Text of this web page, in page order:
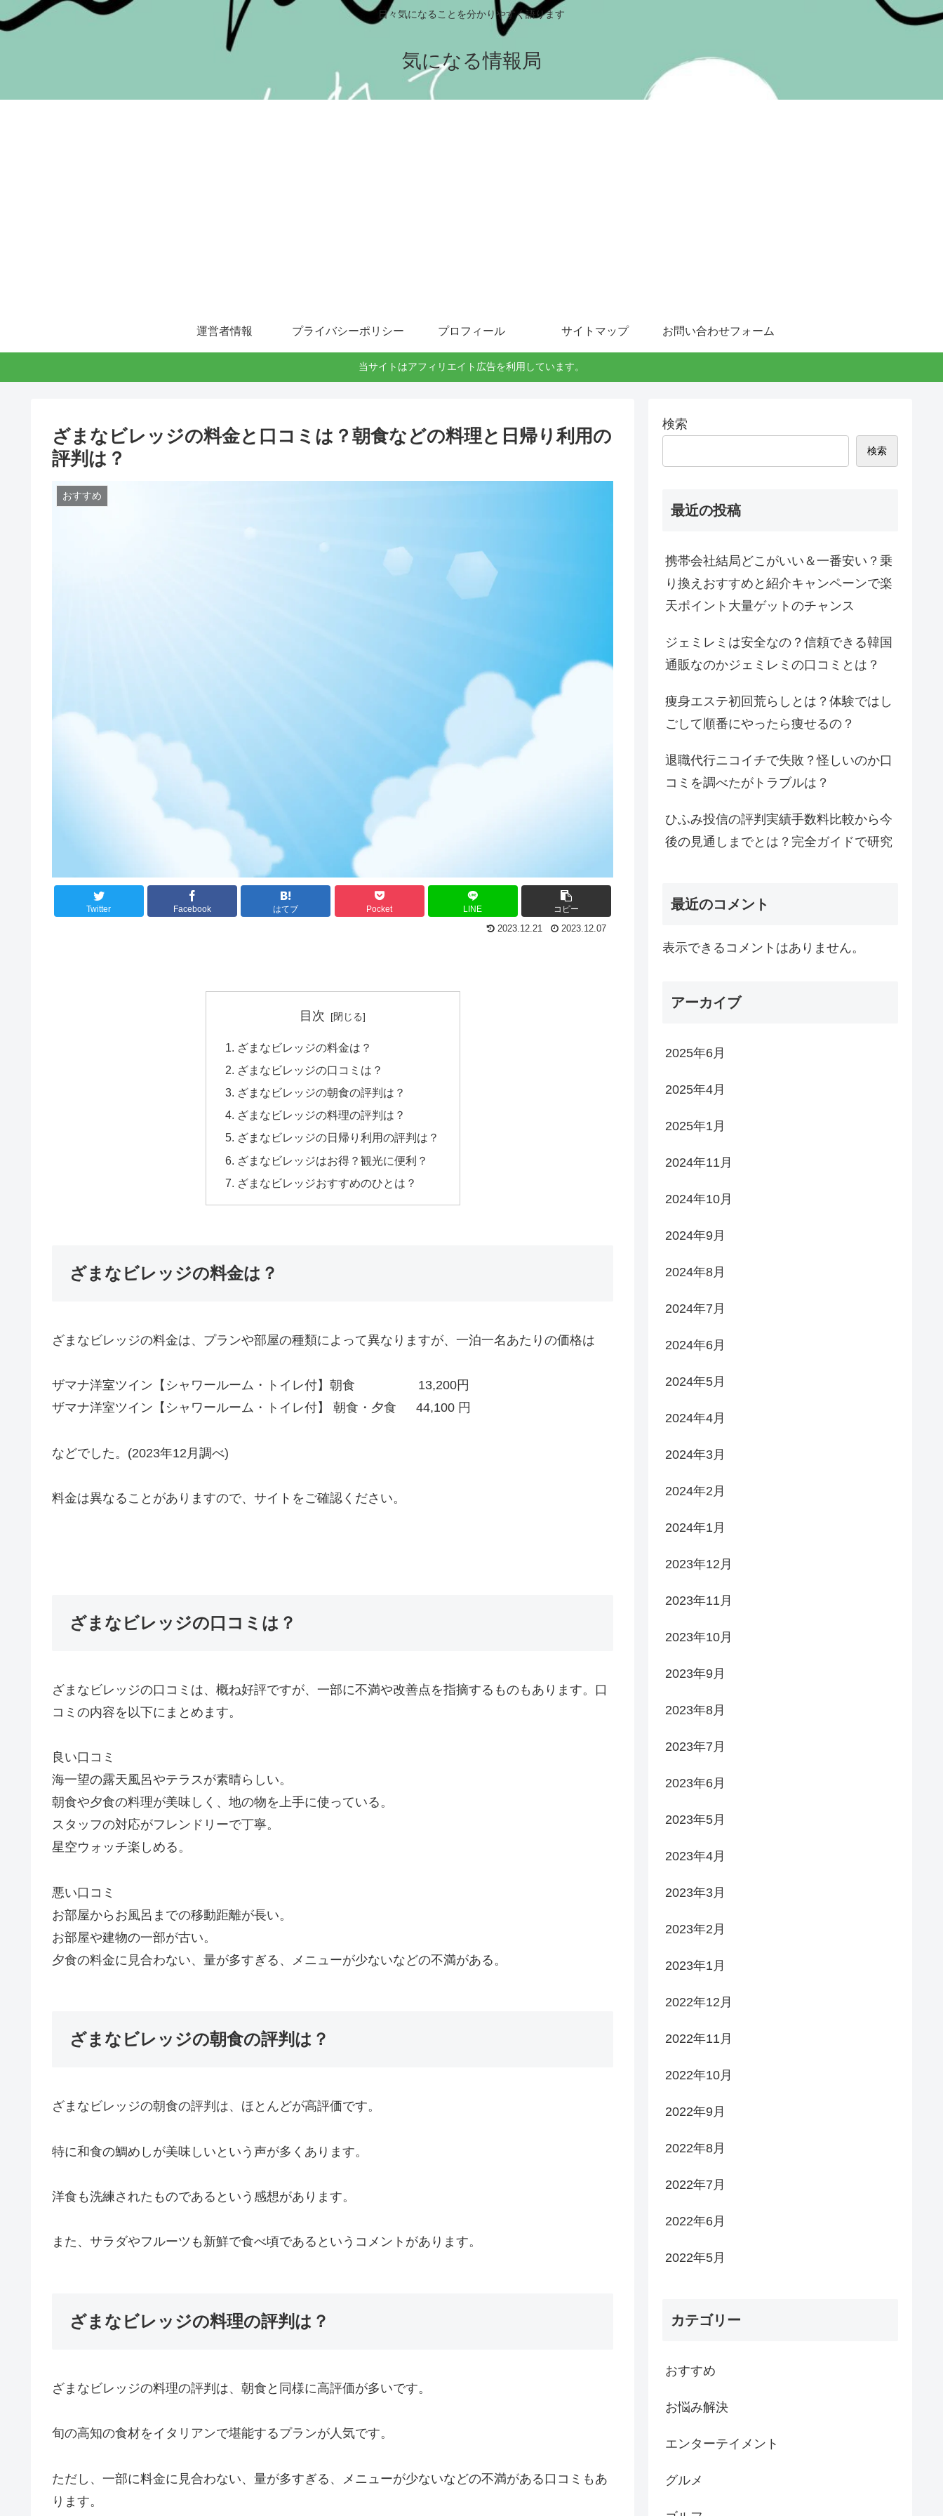
日々気になることを分かりやすく語ります
気になる情報局
運営者情報 プライバシーポリシー プロフィール サイトマップ お問い合わせフォーム
当サイトはアフィリエイト広告を利用しています。
ざまなビレッジの料金と口コミは？朝食などの料理と日帰り利用の
評判は？
おすすめ
Twitter Facebook はてブ Pocket LINE コピー
2023.12.21 2023.12.07
目次
ざまなビレッジの料金は？
ざまなビレッジの口コミは？
ざまなビレッジの朝食の評判は？
ざまなビレッジの料理の評判は？
ざまなビレッジの日帰り利用の評判は？
ざまなビレッジはお得？観光に便利？
ざまなビレッジおすすめのひとは？
ざまなビレッジの料金は？
ざまなビレッジの料金は、プランや部屋の種類によって異なりますが、一泊一名あたりの価格は
ザマナ洋室ツイン【シャワールーム・トイレ付】朝食 13,200円
ザマナ洋室ツイン【シャワールーム・トイレ付】 朝食・夕食 44,100 円
などでした。(2023年12月調べ)
料金は異なることがありますので、サイトをご確認ください。
ざまなビレッジの口コミは？
ざまなビレッジの口コミは、概ね好評ですが、一部に不満や改善点を指摘するものもあります。口
コミの内容を以下にまとめます。
良い口コミ
海一望の露天風呂やテラスが素晴らしい。
朝食や夕食の料理が美味しく、地の物を上手に使っている。
スタッフの対応がフレンドリーで丁寧。
星空ウォッチ楽しめる。
悪い口コミ
お部屋からお風呂までの移動距離が長い。
お部屋や建物の一部が古い。
夕食の料金に見合わない、量が多すぎる、メニューが少ないなどの不満がある。
ざまなビレッジの朝食の評判は？
ざまなビレッジの朝食の評判は、ほとんどが高評価です。
特に和食の鯛めしが美味しいという声が多くあります。
洋食も洗練されたものであるという感想があります。
また、サラダやフルーツも新鮮で食べ頃であるというコメントがあります。
ざまなビレッジの料理の評判は？
ざまなビレッジの料理の評判は、朝食と同様に高評価が多いです。
旬の高知の食材をイタリアンで堪能するプランが人気です。
ただし、一部に料金に見合わない、量が多すぎる、メニューが少ないなどの不満がある口コミもあ
ります。
検索
検索
最近の投稿
携帯会社結局どこがいい＆一番安い？乗
り換えおすすめと紹介キャンペーンで楽
天ポイント大量ゲットのチャンス
ジェミレミは安全なの？信頼できる韓国
通販なのかジェミレミの口コミとは？
痩身エステ初回荒らしとは？体験ではし
ごして順番にやったら痩せるの？
退職代行ニコイチで失敗？怪しいのか口
コミを調べたがトラブルは？
ひふみ投信の評判実績手数料比較から今
後の見通しまでとは？完全ガイドで研究
最近のコメント
表示できるコメントはありません。
アーカイブ
2025年6月
2025年4月
2025年1月
2024年11月
2024年10月
2024年9月
2024年8月
2024年7月
2024年6月
2024年5月
2024年4月
2024年3月
2024年2月
2024年1月
2023年12月
2023年11月
2023年10月
2023年9月
2023年8月
2023年7月
2023年6月
2023年5月
2023年4月
2023年3月
2023年2月
2023年1月
2022年12月
2022年11月
2022年10月
2022年9月
2022年8月
2022年7月
2022年6月
2022年5月
カテゴリー
おすすめ
お悩み解決
エンターテイメント
グルメ